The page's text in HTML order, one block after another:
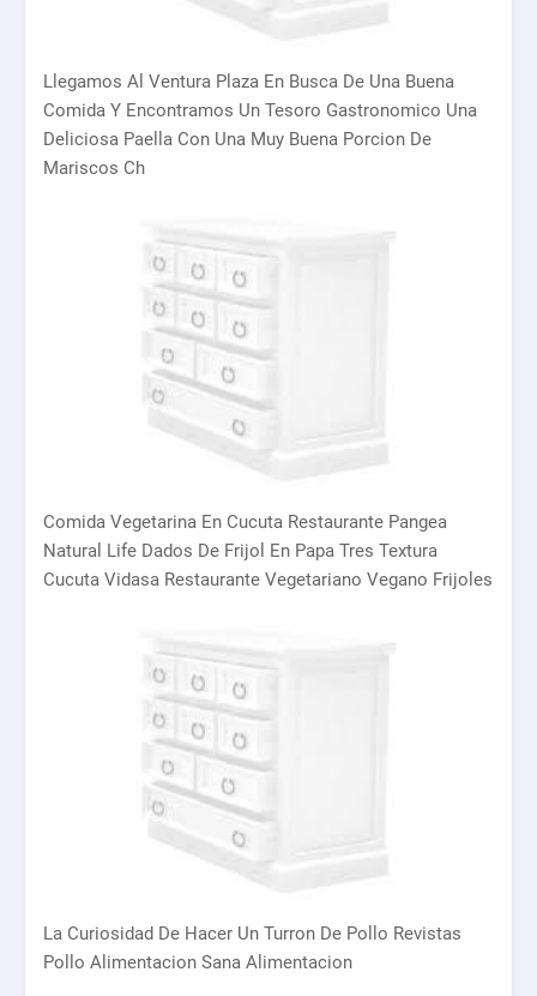
Llegamos Al Ventura Plaza En Busca De Una Buena
Comida Y Encontramos Un Tesoro Gastronomico Una
Deliciosa Paella Con Una Muy Buena Porcion De
Mariscos Ch
Comida Vegetarina En Cucuta Restaurante Pangea
Natural Life Dados De Frijol En Papa Tres Textura
Cucuta Vidasa Restaurante Vegetariano Vegano Frijoles
La Curiosidad De Hacer Un Turron De Pollo Revistas
Pollo Alimentacion Sana Alimentacion